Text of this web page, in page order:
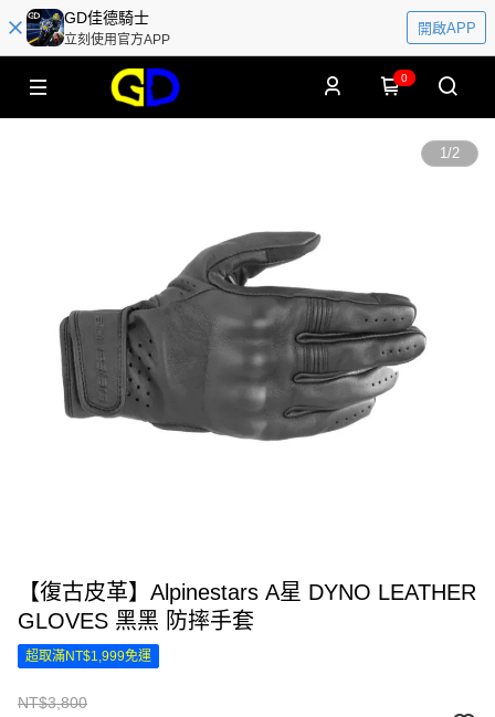
GD佳德騎士
立刻使用官方APP
開啟APP
0
1/2
【復古皮革】Alpinestars A星 DYNO LEATHER
GLOVES 黑黑 防摔手套
超取滿NT$1,999免運
NT$3,800